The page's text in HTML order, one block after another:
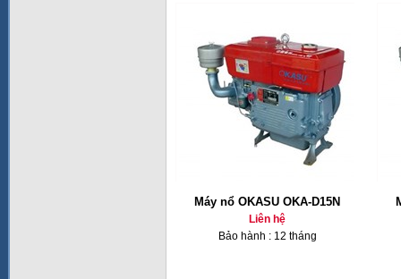
Máy nổ OKASU OKA-D15N
Liên hệ
Bảo hành : 12 tháng